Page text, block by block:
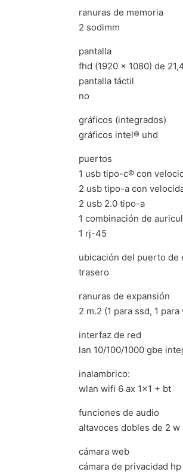
ranuras de memoria
2 sodimm
pantalla
fhd (1920 x 1080) de
pantalla táctil
no
gráficos (integrados)
gráficos intel® uhd
puertos
1 usb tipo-c® con
2 usb tipo-a con
2 usb 2.0 tipo-a
1 combinación de
1 rj-45
ubicación del puerto de
trasero
ranuras de expansión
2 m.2 (1 para ssd, 1 para
interfaz de red
lan 10/100/1000 gbe
inalambrico:
wlan wifi 6 ax 1×1 + bt
funciones de audio
altavoces dobles de 2 w
cámara web
cámara de privacidad